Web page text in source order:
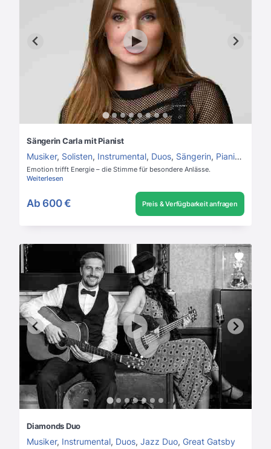
Sängerin Carla mit Pianist
Musiker, Solisten, Instrumental, Duos, Sängerin, Pianist
Emotion trifft Energie – die Stimme für besondere Anlässe.
Weiterlesen
Ab 600 € Preis & Verfügbarkeit anfragen
Diamonds Duo
Musiker, Instrumental, Duos, Jazz Duo, Great Gatsby